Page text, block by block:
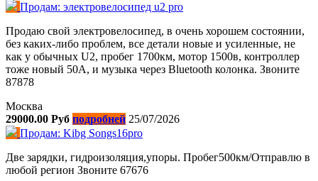
Продам: электровелосипед u2 pro
Продаю свой электровелосипед, в очень хорошем состоянии,
без каких-либо проблем, все детали новые и усиленные, не
как у обычных U2, пробег 1700км, мотор 1500в, контроллер
тоже новый 50А, и музыка через Bluetooth колонка. Звоните
87878
Москва
29000.00 Руб подробней 25/07/2026
Продам: Kibg Songs16pro
Две зарядки, гидроизоляция,упоры. Пробег500км/Отправлю в
любой регион Звоните 67676